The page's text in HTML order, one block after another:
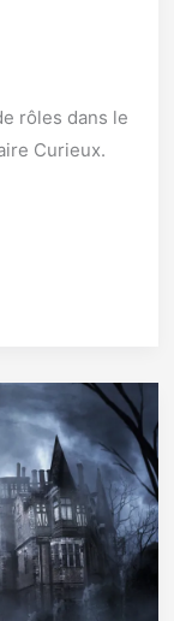
rôles dans le
Curieux.